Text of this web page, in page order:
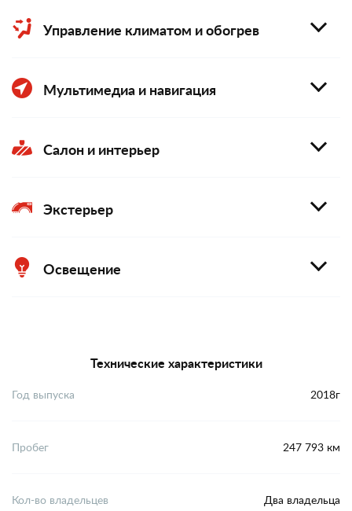
Управление климатом и обогрев
Мультимедиа и навигация
Салон и интерьер
Экстерьер
Освещение
Технические характеристики
Год выпуска 2018г
Пробег 247 793 км
Кол-во владельцев Два владельца